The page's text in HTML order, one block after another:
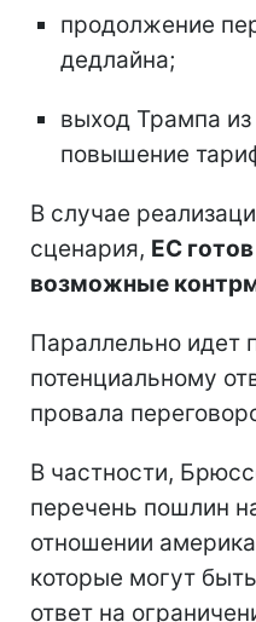
продолжение
дедлайна;
выход Трампа из
повышение
В случае
сценария, ЕС
возможные
Параллельно идет
потенциальному
провала
В частности,
перечень пошлин
отношении
которые могут
ответ на